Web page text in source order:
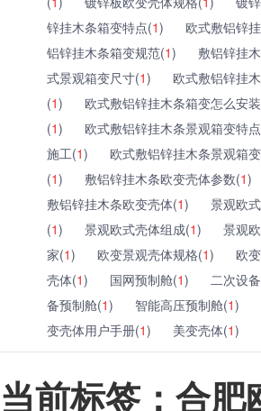
锌挂木条箱变特点(1) 欧式敷铝锌
铝锌挂木条箱变规范(1) 敷铝锌挂
式景观箱变尺寸(1) 欧式敷铝锌挂
(1) 欧式敷铝锌挂木条箱变怎么安
(1) 欧式敷铝锌挂木条景观箱变特
施工(1) 欧式敷铝锌挂木条景观箱
(1) 敷铝锌挂木条欧变壳体参数(1)
敷铝锌挂木条欧变壳体(1) 景观欧
(1) 景观欧式壳体组成(1) 景观
家(1) 欧变景观壳体规格(1) 欧
壳体(1) 国网预制舱(1) 二次设
备预制舱(1) 智能高压预制舱(1)
变壳体用户手册(1) 美变壳体(1)
当前标签：合